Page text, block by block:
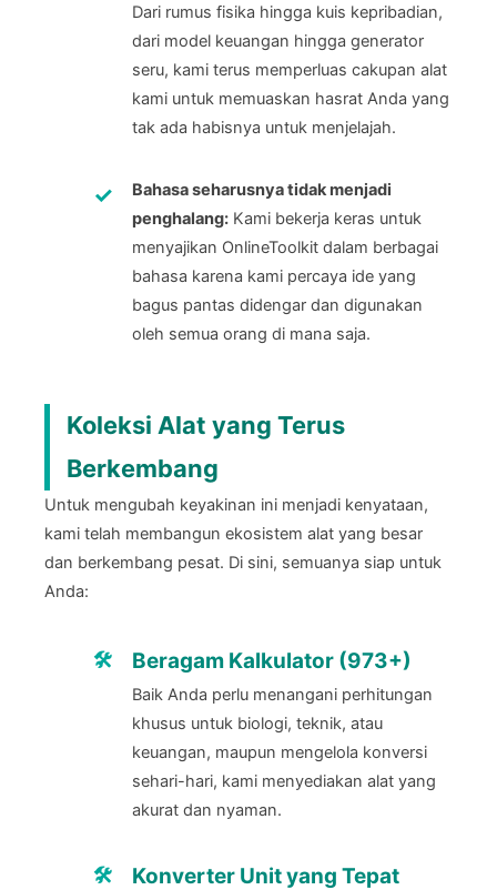
Dari rumus fisika hingga kuis kepribadian,
dari model keuangan hingga generator
seru, kami terus memperluas cakupan alat
kami untuk memuaskan hasrat Anda yang
tak ada habisnya untuk menjelajah.
Bahasa seharusnya tidak menjadi
penghalang:Kami bekerja keras untuk
menyajikan OnlineToolkit dalam berbagai
bahasa karena kami percaya ide yang
bagus pantas didengar dan digunakan
oleh semua orang di mana saja.
Koleksi Alat yang Terus
Berkembang
Untuk mengubah keyakinan ini menjadi kenyataan,
kami telah membangun ekosistem alat yang besar
dan berkembang pesat. Di sini, semuanya siap untuk
Anda:
Beragam Kalkulator (973+)
Baik Anda perlu menangani perhitungan
khusus untuk biologi, teknik, atau
keuangan, maupun mengelola konversi
sehari-hari, kami menyediakan alat yang
akurat dan nyaman.
Konverter Unit yang Tepat